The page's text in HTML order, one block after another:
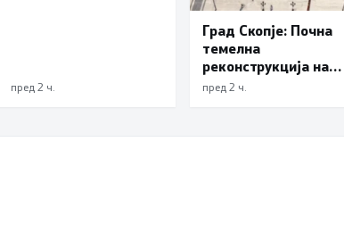
пред 2 ч.
Град Скопје: Почна
темелна
реконструкција на
еден од симболите на
пред 2 ч.